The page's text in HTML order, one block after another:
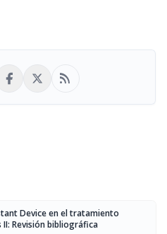
rss_feed
Device en el tratamiento
Revisión bibliográfica